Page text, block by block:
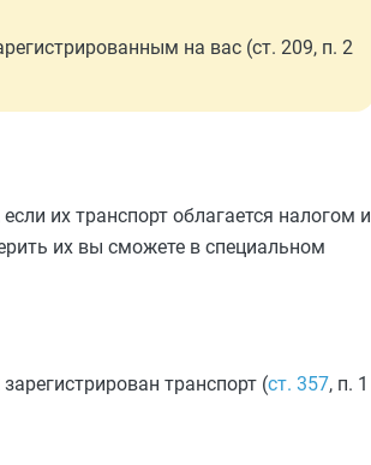
на вас (ст. 209, п. 2
их транспорт облагается налогом и
их вы сможете в специальном
транспорт (ст. 357, п. 1